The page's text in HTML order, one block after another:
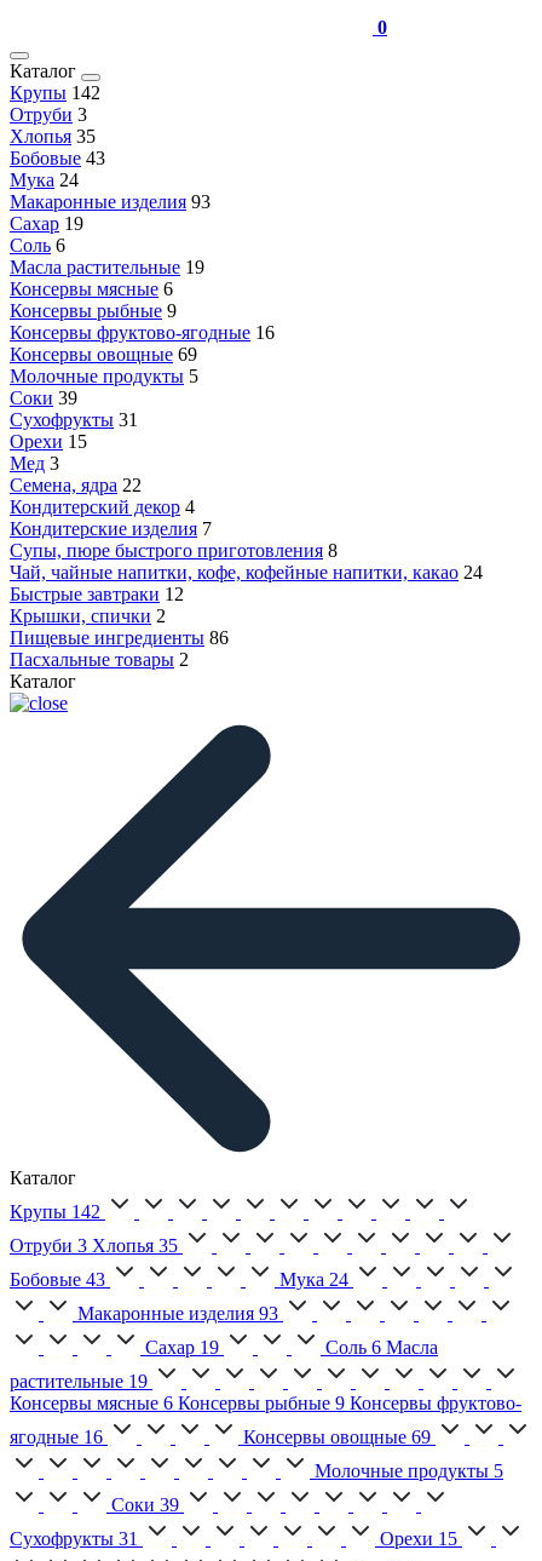
0
Каталог
Крупы 142
Отруби 3
Хлопья 35
Бобовые 43
Мука 24
Макаронные изделия 93
Сахар 19
Соль 6
Масла растительные 19
Консервы мясные 6
Консервы рыбные 9
Консервы фруктово-ягодные 16
Консервы овощные 69
Молочные продукты 5
Соки 39
Сухофрукты 31
Орехи 15
Мед 3
Семена, ядра 22
Кондитерский декор 4
Кондитерские изделия 7
Супы, пюре быстрого приготовления 8
Чай, чайные напитки, кофе, кофейные напитки, какао 24
Быстрые завтраки 12
Крышки, спички 2
Пищевые ингредиенты 86
Пасхальные товары 2
Каталог
Каталог
Крупы 142
Отруби 3 Хлопья 35
Бобовые 43 Мука 24
Макаронные изделия 93
Сахар 19 Соль 6 Масла
растительные 19
Консервы мясные 6 Консервы рыбные 9 Консервы фруктово-
ягодные 16 Консервы овощные 69
Молочные продукты 5
Соки 39
Сухофрукты 31 Орехи 15